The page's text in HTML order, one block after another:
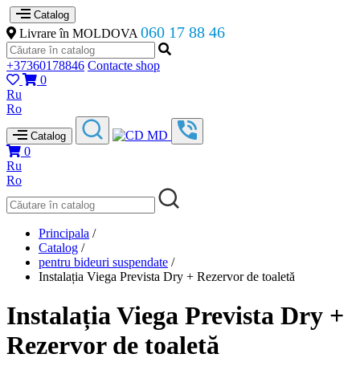
Catalog
Livrare în MOLDOVA 060 17 88 46
+37360178846 Contacte shop
0
Ru
Ro
Catalog
0
Ru
Ro
Principala /
Catalog /
pentru bideuri suspendate /
Instalația Viega Prevista Dry + Rezervor de toaletă
Instalația Viega Prevista Dry +
Rezervor de toaletă